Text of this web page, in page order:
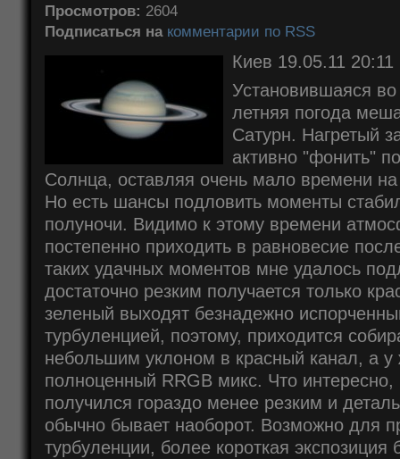
Просмотров: 2604
Подписаться на комментарии по RSS
Киев 19.05.11 20:11
Установившаяся
летняя погода
Сатурн. Нагретый
активно "фонить"
Солнца, оставляя очень мало времени
Но есть шансы подловить моменты
полуночи. Видимо к этому времени
постепенно приходить в равновесие
таких удачных моментов мне удалось
достаточно резким получается только
зеленый выходят безнадежно
турбуленцией, поэтому, приходится
небольшим уклоном в красный канал, а у
полноценный RRGB микс. Что интересно,
получился гораздо менее резким и
обычно бывает наоборот. Возможно для
турбуленции, более короткая